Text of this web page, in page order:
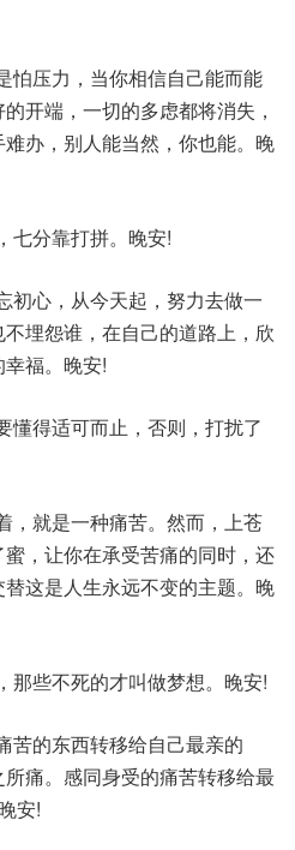
怕压力，当你相信自己能而能
开端，一切的多虑都将消失，
办，别人能当然，你也能。晚
七分靠打拼。晚安!
初心，从今天起，努力去做一
埋怨谁，在自己的道路上，欣
福。晚安!
懂得适可而止，否则，打扰了
，就是一种痛苦。然而，上苍
，让你在承受苦痛的同时，还
这是人生永远不变的主题。晚
那些不死的才叫做梦想。晚安!
苦的东西转移给自己最亲的
痛。感同身受的痛苦转移给最
安!